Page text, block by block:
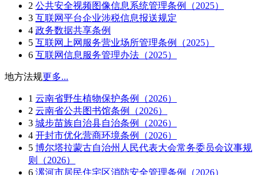
2 公共安全视频图像信息系统管理条例（2025）
3 互联网平台企业涉税信息报送规定
4 政务数据共享条例
5 互联网上网服务营业场所管理条例（2025）
6 互联网信息服务管理办法（2025）
地方法规更多...
1 云南省野生植物保护条例（2026）
2 云南省公共图书馆条例（2026）
3 城步苗族自治县自治条例（2026）
4 开封市优化营商环境条例（2026）
5 博尔塔拉蒙古自治州人民代表大会常务委员会议事规
则（2026）
6 漯河市居民住宅区消防安全管理条例（2026）